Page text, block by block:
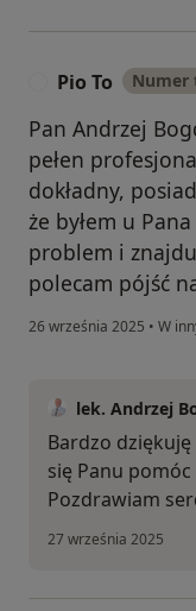
Pio To Numer
Pan Andrzej
pełen
dokładny,
że byłem u
problem i
polecam pójść
26 września 2025 • W
lek. Andrzej
Bardzo dziękuję
się Panu
Pozdrawiam
27 września 2025